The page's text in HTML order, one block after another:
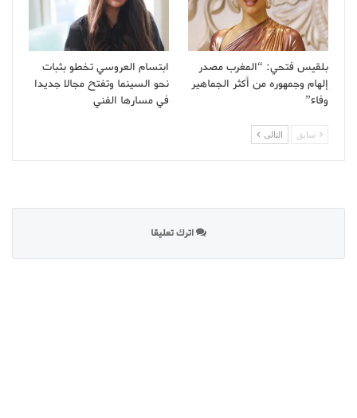
بلقيس فتحي: “المغرب مصدر
إلهام وجمهوره من أكثر الجماهير
وفاء”
ابتسام العروسي تخطو بثبات
نحو السينما وتفتح مجالا جديدا
في مسارها الفني
سابق التالى
اترك تعليقا